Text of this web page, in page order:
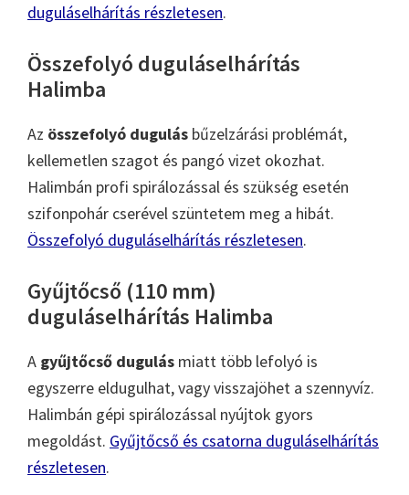
duguláselhárítás részletesen.
Összefolyó duguláselhárítás
Halimba
Az összefolyó dugulás bűzelzárási problémát,
kellemetlen szagot és pangó vizet okozhat.
Halimbán profi spirálozással és szükség esetén
szifonpohár cserével szüntetem meg a hibát.
Összefolyó duguláselhárítás részletesen.
Gyűjtőcső (110 mm)
duguláselhárítás Halimba
A gyűjtőcső dugulás miatt több lefolyó is
egyszerre eldugulhat, vagy visszajöhet a szennyvíz.
Halimbán gépi spirálozással nyújtok gyors
megoldást. Gyűjtőcső és csatorna duguláselhárítás
részletesen.